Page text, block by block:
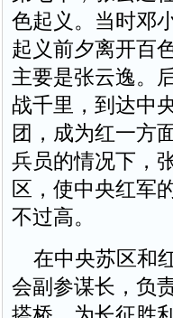
色起义。当时邓
起义前夕离开百
主要是张云逸。
战千里，到达中
团，成为红一方
兵员的情况下，
区，使中央红军
不过高。
在中央苏区和
会副参谋长，负